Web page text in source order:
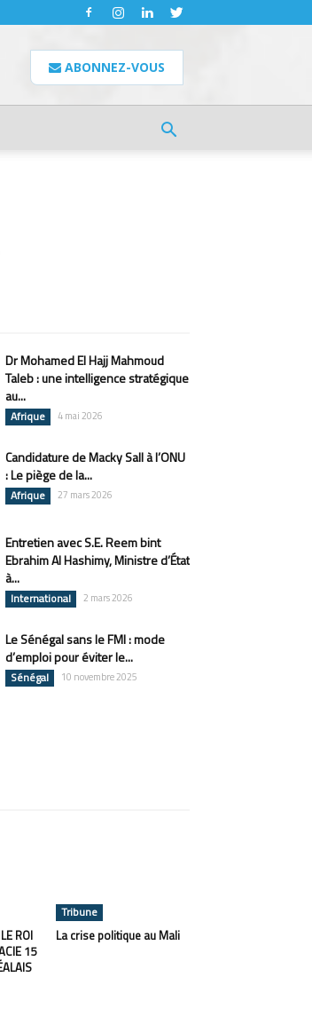
ABONNEZ-VOUS
Dr Mohamed El Hajj Mahmoud
Taleb : une intelligence stratégique
au...
Afrique 4 mai 2026
Candidature de Macky Sall à l’ONU
: Le piège de la...
Afrique 27 mars 2026
Entretien avec S.E. Reem bint
Ebrahim Al Hashimy, Ministre d’État
à...
International 2 mars 2026
Le Sénégal sans le FMI : mode
d’emploi pour éviter le...
Sénégal 10 novembre 2025
ROI
15
Tribune
La crise politique au Mali